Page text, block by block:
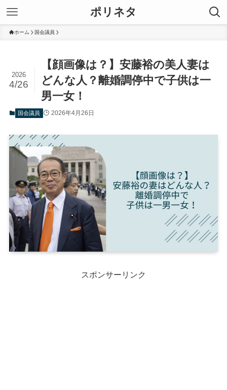
ポリネタ
ホーム 国会議員
【顔画像は？】安藤裕の美人妻は
どんな人？離婚調停中で子供は一
男一女！
2026
4/26
国会議員 2026年4月26日
スポンサーリンク